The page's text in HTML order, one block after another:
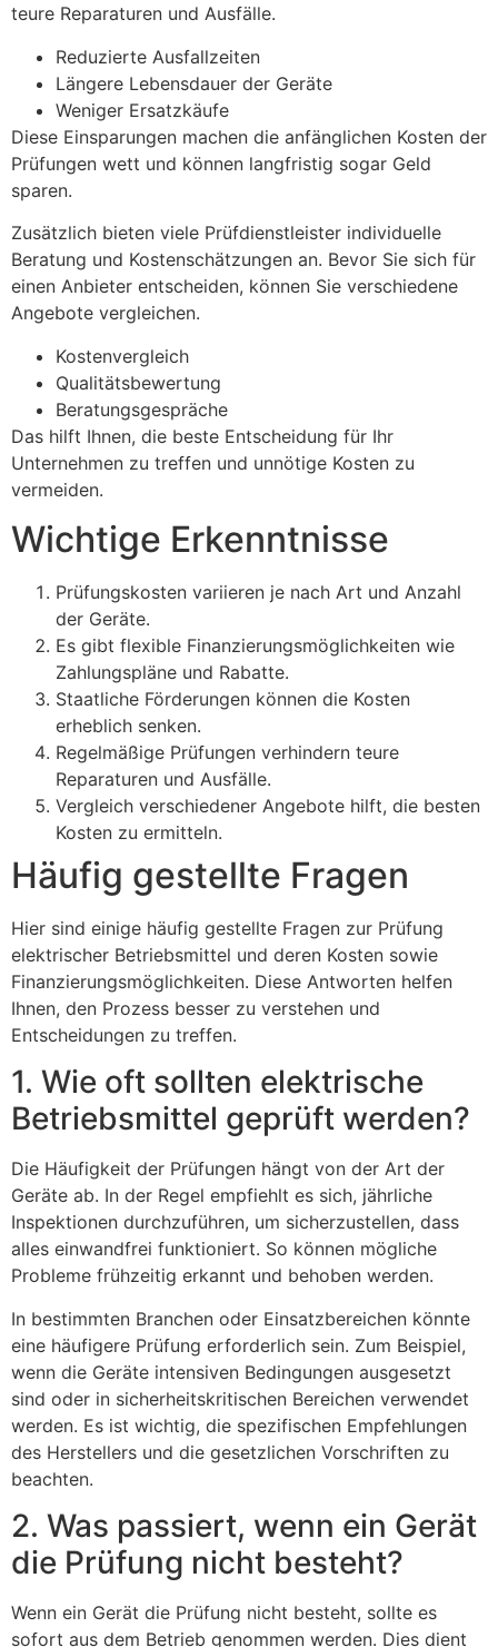
teure Reparaturen und Ausfälle.
Reduzierte Ausfallzeiten
Längere Lebensdauer der Geräte
Weniger Ersatzkäufe
Diese Einsparungen machen die anfänglichen Kosten der
Prüfungen wett und können langfristig sogar Geld
sparen.
Zusätzlich bieten viele Prüfdienstleister individuelle
Beratung und Kostenschätzungen an. Bevor Sie sich für
einen Anbieter entscheiden, können Sie verschiedene
Angebote vergleichen.
Kostenvergleich
Qualitätsbewertung
Beratungsgespräche
Das hilft Ihnen, die beste Entscheidung für Ihr
Unternehmen zu treffen und unnötige Kosten zu
vermeiden.
Wichtige Erkenntnisse
Prüfungskosten variieren je nach Art und Anzahl
der Geräte.
Es gibt flexible Finanzierungsmöglichkeiten wie
Zahlungspläne und Rabatte.
Staatliche Förderungen können die Kosten
erheblich senken.
Regelmäßige Prüfungen verhindern teure
Reparaturen und Ausfälle.
Vergleich verschiedener Angebote hilft, die besten
Kosten zu ermitteln.
Häufig gestellte Fragen
Hier sind einige häufig gestellte Fragen zur Prüfung
elektrischer Betriebsmittel und deren Kosten sowie
Finanzierungsmöglichkeiten. Diese Antworten helfen
Ihnen, den Prozess besser zu verstehen und
Entscheidungen zu treffen.
1. Wie oft sollten elektrische
Betriebsmittel geprüft werden?
Die Häufigkeit der Prüfungen hängt von der Art der
Geräte ab. In der Regel empfiehlt es sich, jährliche
Inspektionen durchzuführen, um sicherzustellen, dass
alles einwandfrei funktioniert. So können mögliche
Probleme frühzeitig erkannt und behoben werden.
In bestimmten Branchen oder Einsatzbereichen könnte
eine häufigere Prüfung erforderlich sein. Zum Beispiel,
wenn die Geräte intensiven Bedingungen ausgesetzt
sind oder in sicherheitskritischen Bereichen verwendet
werden. Es ist wichtig, die spezifischen Empfehlungen
des Herstellers und die gesetzlichen Vorschriften zu
beachten.
2. Was passiert, wenn ein Gerät
die Prüfung nicht besteht?
Wenn ein Gerät die Prüfung nicht besteht, sollte es
sofort aus dem Betrieb genommen werden. Dies dient